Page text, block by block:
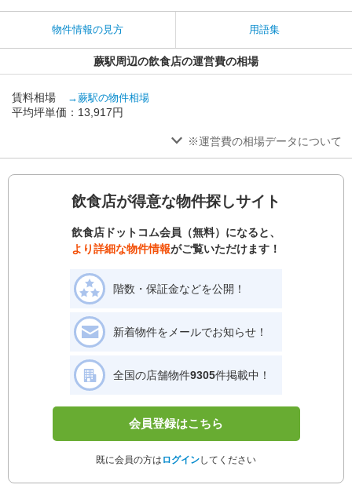
物件情報の見方 用語集
蕨駅周辺の飲食店の運営費の相場
賃料相場 →蕨駅の物件相場
平均坪単価：13,917円
※運営費の相場データについて
飲食店が得意な物件探しサイト
飲食店ドットコム会員（無料）になると、
より詳細な物件情報がご覧いただけます！
階数・保証金などを公開！
新着物件をメールでお知らせ！
全国の店舗物件9305件掲載中！
会員登録はこちら
既に会員の方は ログインしてください